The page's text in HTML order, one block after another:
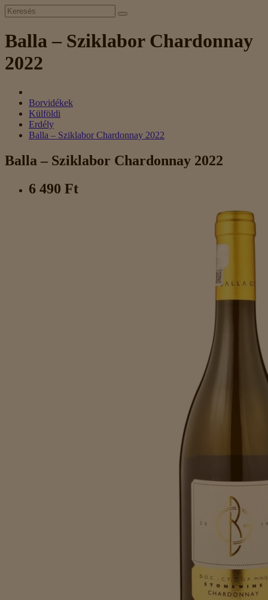
Balla – Sziklabor Chardonnay
2022
Borvidékek
Külföldi
Erdély
Balla – Sziklabor Chardonnay 2022
Balla – Sziklabor Chardonnay 2022
6 490 Ft